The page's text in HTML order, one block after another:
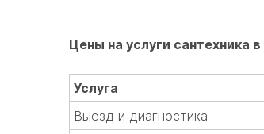
Цены на услуги сантехника
Услуга
Выезд и диагностика